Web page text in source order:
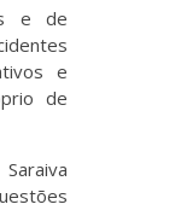
e de
e
de